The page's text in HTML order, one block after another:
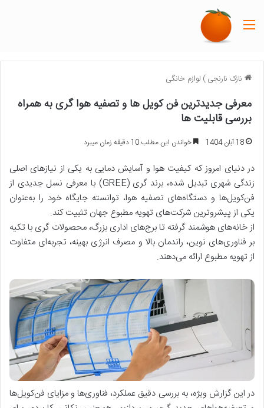
نازک نارنجی) لوازم خانگی
معرفی جدیدترین فن کویل ها و تصفیه هوا گری به همراه
بررسی قابلیت ها
18 آبان 1404 خواندن این مطلب 10 دقیقه زمان میبرد
در دنیای امروز که کیفیت هوا و آسایش دمایی به یکی از نیازهای اصلی
زندگی شهری تبدیل شده، برند گری (GREE) با معرفی نسل جدیدی از
فن‌کویل‌ها و دستگاه‌های تصفیه هوا، توانسته جایگاه خود را به‌عنوان
یکی از پیشروترین شرکت‌های تهویه مطبوع جهان تثبیت کند.
از خانه‌های هوشمند گرفته تا برج‌های اداری بزرگ، محصولات گری با تکیه
بر فناوری‌های نوین، راندمان بالا و مصرف انرژی بهینه، تجربه‌ای متفاوت
از تهویه مطبوع ارائه می‌دهند.
در این گزارش ویژه، به بررسی دقیق عملکرد، فناوری‌ها و مزایای فن‌کویل‌ها